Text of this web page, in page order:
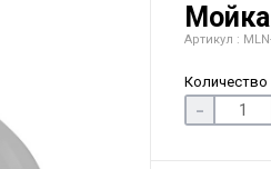
Артикул :
Количество
-